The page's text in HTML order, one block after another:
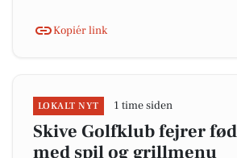
Kopiér link
LOKALT NYT 1 time siden
Skive Golfklub fejrer
med spil og grillmenu